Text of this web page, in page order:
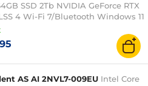
SSD 2Tb NVIDIA GeForce RTX
4 Wi-Fi 7/Bluetooth Windows 11
95
AS AI 2NVL7-009EU Intel Core